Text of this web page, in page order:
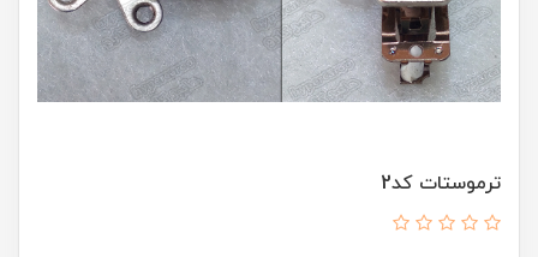
ترموستات کد2